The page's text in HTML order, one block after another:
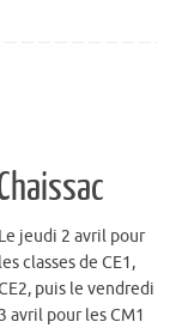
Le jeudi 2 avril pour
les classes de CE1,
puis le vendredi
3 avril pour les CM1